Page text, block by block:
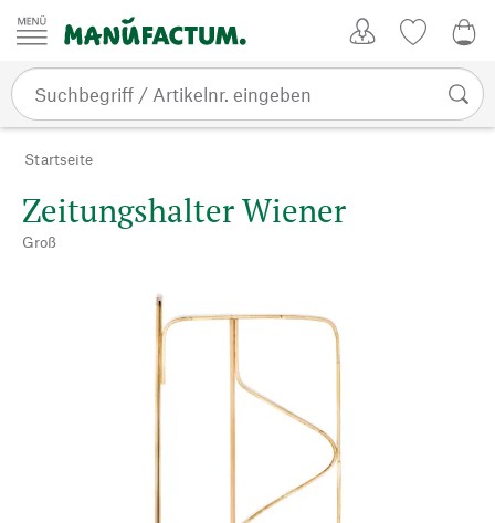
Zum Inhalt springen
Startseite
Zeitungshalter Wiener
Groß